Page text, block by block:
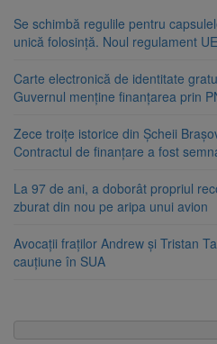
Se schimbă regulile pentru
unică folosință. Noul regulament
Carte electronică de identitate
Guvernul menține finanțarea prin
Zece troițe istorice din Șcheii
Contractul de finanțare a fost
La 97 de ani, a doborât propriul
zburat din nou pe aripa unui avion
Avocații fraților Andrew și Tristan
cauțiune în SUA